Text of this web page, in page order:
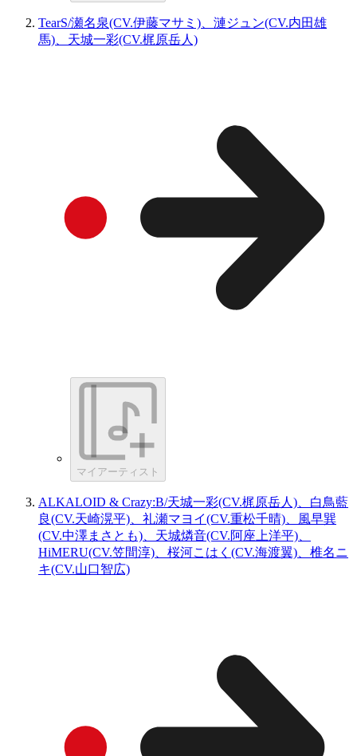
TearS/瀬名泉(CV.伊藤マサミ)、漣ジュン(CV.内田雄
馬)、天城一彩(CV.梶原岳人)
マイアーティスト
ALKALOID & Crazy:B/天城一彩(CV.梶原岳人)、白鳥藍
良(CV.天崎滉平)、礼瀬マヨイ(CV.重松千晴)、風早巽
(CV.中澤まさとも)、天城燐音(CV.阿座上洋平)、
HiMERU(CV.笠間淳)、桜河こはく(CV.海渡翼)、椎名ニ
キ(CV.山口智広)